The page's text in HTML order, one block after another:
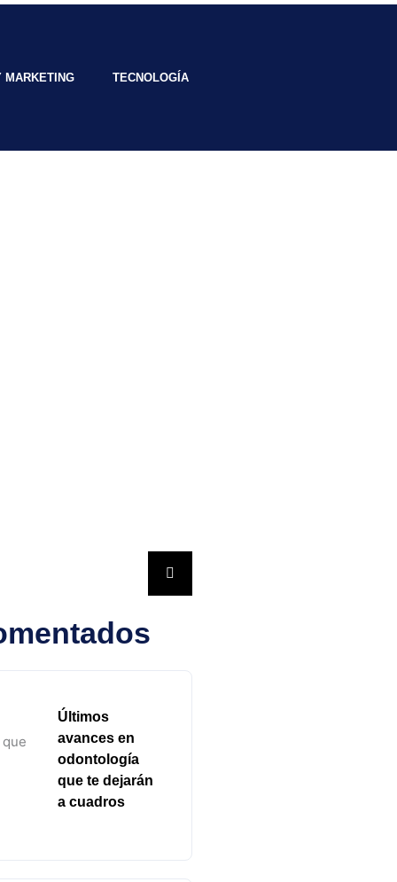
MARKETING TECNOLOGÍA
Últimos
avances en
odontología
que te dejarán
a cuadros